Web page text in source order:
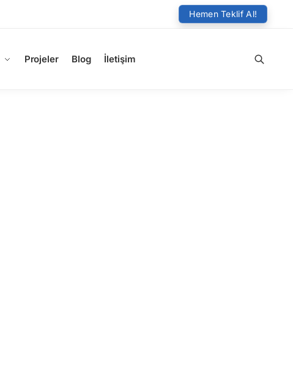
Hemen Teklif Al!
Projeler Blog İletişim
Ara